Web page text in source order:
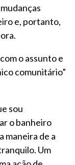
e, portanto,
o assunto e
comunitário”
sou
o banheiro
maneira de a
Um